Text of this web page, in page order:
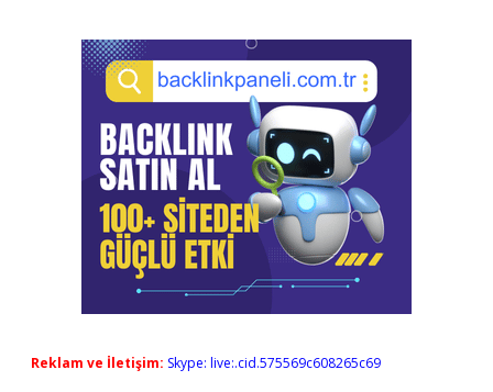
Reklam ve İletişim: Skype: live:.cid.575569c608265c69